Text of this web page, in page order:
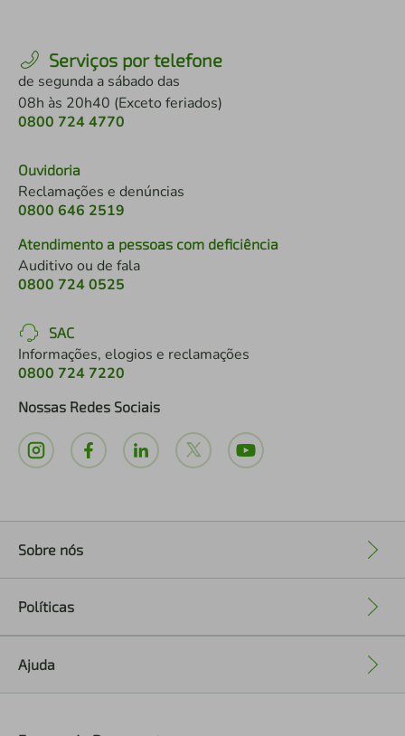
Serviços por telefone
de segunda a sábado das
08h às 20h40 (Exceto feriados)
0800 724 4770
Ouvidoria
Reclamações e denúncias
0800 646 2519
Atendimento a pessoas com deficiência
Auditivo ou de fala
0800 724 0525
SAC
Informações, elogios e reclamações
0800 724 7220
Nossas Redes Sociais
Sobre nós
Políticas
Ajuda